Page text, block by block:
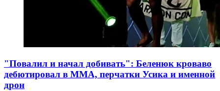
"Повалил и начал добивать": Беленюк кроваво
дебютировал в ММА, перчатки Усика и именной
дрон